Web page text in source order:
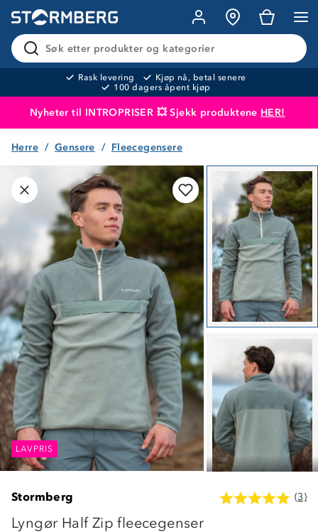
Søk etter produkter og kategorier
Rask levering
Kjøp nå, betal senere
100 dagers åpent kjøp
Nyheter til INTROPRISER 💥 Sjekk produktene HER!
Produktet er lagt i handlekurven
Herre Gensere Fleecegensere
LAVPRIS LAVPRIS
LAVPRIS
Stormberg (3)
Lyngør Half Zip fleecegenser